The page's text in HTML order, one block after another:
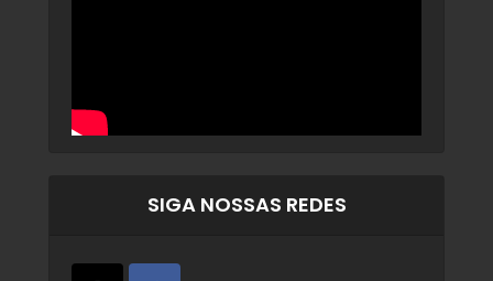
SIGA NOSSAS REDES